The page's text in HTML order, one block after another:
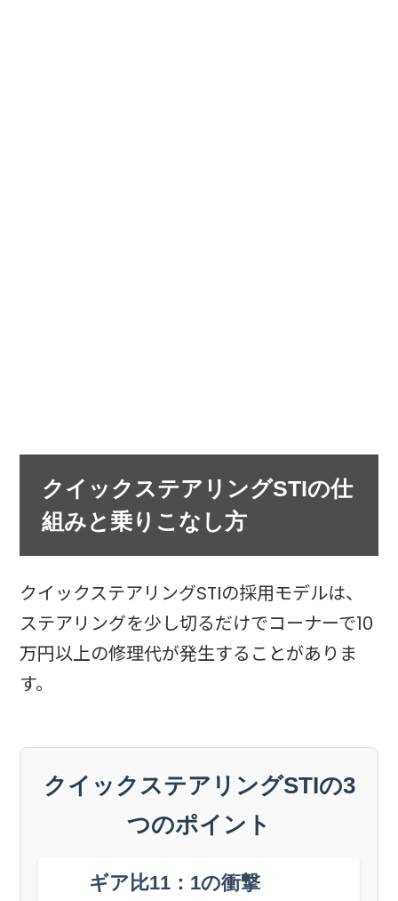
クイックステアリングSTIの仕
組みと乗りこなし方
クイックステアリングSTIの採用モデルは、
ステアリングを少し切るだけでコーナーで10
万円以上の修理代が発生することがありま
す。
クイックステアリングSTIの3
つのポイント
ギア比11：1の衝撃